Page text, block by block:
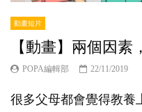
動畫短片
【動畫】兩個因素
POPA編輯部 22/11/2019
很多父母都會覺得教養